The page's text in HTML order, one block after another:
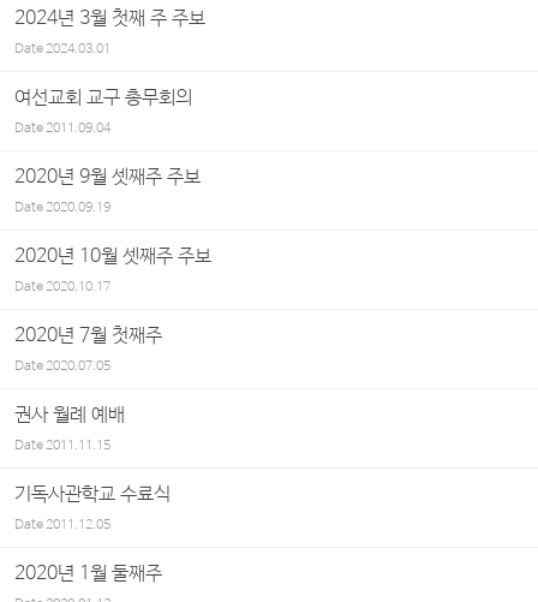
2024년 3월 첫째 주 주보
Date2024.03.01
여선교회 교구 총무회의
Date2011.09.04
2020년 9월 셋째주 주보
Date2020.09.19
2020년 10월 셋째주 주보
Date2020.10.17
2020년 7월 첫째주
Date2020.07.05
권사 월례 예배
Date2011.11.15
기독사관학교 수료식
Date2011.12.05
2020년 1월 둘째주